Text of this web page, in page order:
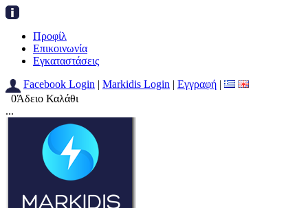
Προφίλ
Επικοινωνία
Εγκαταστάσεις
Facebook Login | Markidis Login | Εγγραφή |
0Άδειο Καλάθι
...